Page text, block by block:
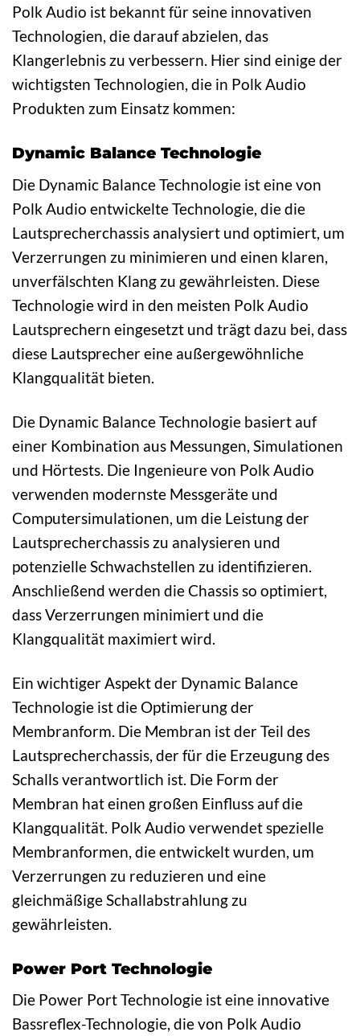
Polk Audio ist bekannt für seine innovativen
Technologien, die darauf abzielen, das
Klangerlebnis zu verbessern. Hier sind einige der
wichtigsten Technologien, die in Polk Audio
Produkten zum Einsatz kommen:
Dynamic Balance Technologie
Die Dynamic Balance Technologie ist eine von
Polk Audio entwickelte Technologie, die die
Lautsprecherchassis analysiert und optimiert, um
Verzerrungen zu minimieren und einen klaren,
unverfälschten Klang zu gewährleisten. Diese
Technologie wird in den meisten Polk Audio
Lautsprechern eingesetzt und trägt dazu bei, dass
diese Lautsprecher eine außergewöhnliche
Klangqualität bieten.
Die Dynamic Balance Technologie basiert auf
einer Kombination aus Messungen, Simulationen
und Hörtests. Die Ingenieure von Polk Audio
verwenden modernste Messgeräte und
Computersimulationen, um die Leistung der
Lautsprecherchassis zu analysieren und
potenzielle Schwachstellen zu identifizieren.
Anschließend werden die Chassis so optimiert,
dass Verzerrungen minimiert und die
Klangqualität maximiert wird.
Ein wichtiger Aspekt der Dynamic Balance
Technologie ist die Optimierung der
Membranform. Die Membran ist der Teil des
Lautsprecherchassis, der für die Erzeugung des
Schalls verantwortlich ist. Die Form der
Membran hat einen großen Einfluss auf die
Klangqualität. Polk Audio verwendet spezielle
Membranformen, die entwickelt wurden, um
Verzerrungen zu reduzieren und eine
gleichmäßige Schallabstrahlung zu
gewährleisten.
Power Port Technologie
Die Power Port Technologie ist eine innovative
Bassreflex-Technologie, die von Polk Audio